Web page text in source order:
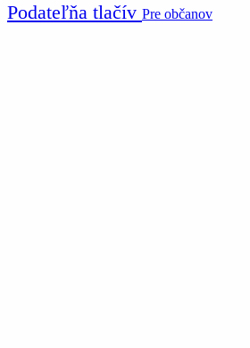
Podateľňa tlačív Pre občanov